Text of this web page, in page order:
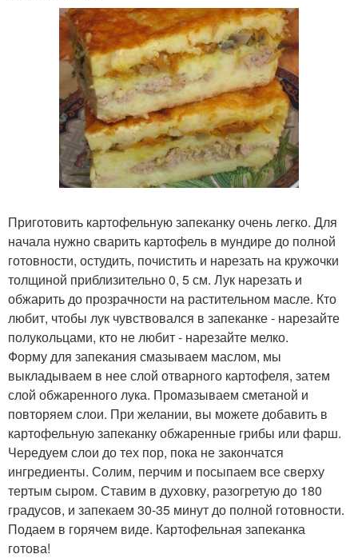
Приготовить картофельную запеканку очень легко. Для
начала нужно сварить картофель в мундире до полной
готовности, остудить, почистить и нарезать на кружочки
толщиной приблизительно 0, 5 см. Лук нарезать и
обжарить до прозрачности на растительном масле. Кто
любит, чтобы лук чувствовался в запеканке - нарезайте
полукольцами, кто не любит - нарезайте мелко.
Форму для запекания смазываем маслом, мы
выкладываем в нее слой отварного картофеля, затем
слой обжаренного лука. Промазываем сметаной и
повторяем слои. При желании, вы можете добавить в
картофельную запеканку обжаренные грибы или фарш.
Чередуем слои до тех пор, пока не закончатся
ингредиенты. Солим, перчим и посыпаем все сверху
тертым сыром. Ставим в духовку, разогретую до 180
градусов, и запекаем 30-35 минут до полной готовности.
Подаем в горячем виде. Картофельная запеканка
готова!